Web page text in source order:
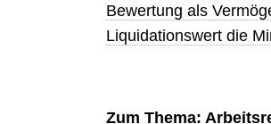
Bewertung als
Liquidationswert die
Zum Thema: